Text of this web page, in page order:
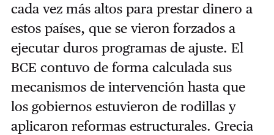
cada vez más altos para prestar dinero a
estos países, que se vieron forzados a
ejecutar duros programas de ajuste. El
BCE contuvo de forma calculada sus
mecanismos de intervención hasta que
los gobiernos estuvieron de rodillas y
aplicaron reformas estructurales. Grecia